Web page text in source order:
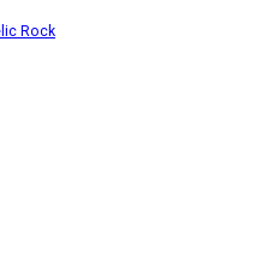
Rock